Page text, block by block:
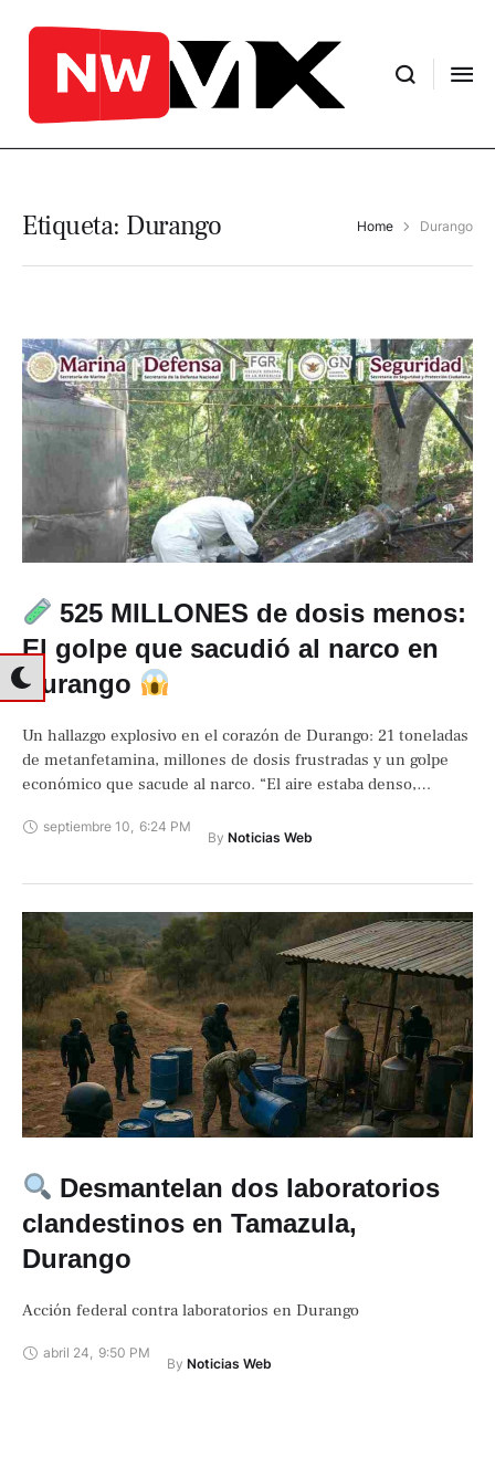
Etiqueta: Durango Home Durango
525 MILLONES de dosis menos:
El golpe que sacudió al narco en
Durango
Un hallazgo explosivo en el corazón de Durango: 21 toneladas
de metanfetamina, millones de dosis frustradas y un golpe
económico que sacude al narco. “El aire estaba denso,
septiembre 10, 6:24 PM
By Noticias Web
Desmantelan dos laboratorios
clandestinos en Tamazula,
Durango
Acción federal contra laboratorios en Durango
abril 24, 9:50 PM
By Noticias Web